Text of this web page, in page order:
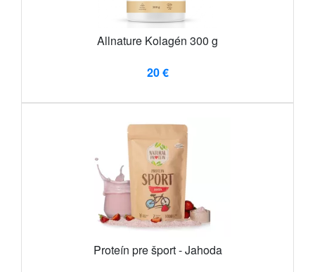
Allnature Kolagén 300 g
20 €
Proteín pre šport - Jahoda